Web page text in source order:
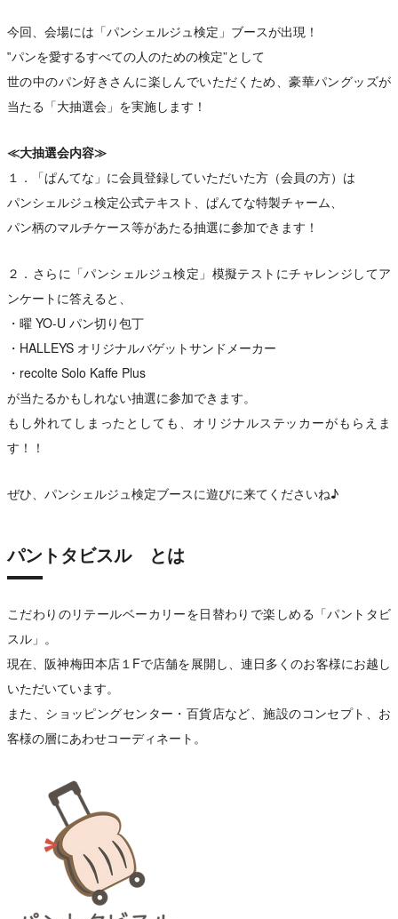
今回、会場には「パンシェルジュ検定」ブースが出現！
‟パンを愛するすべての人のための検定”として
世の中のパン好きさんに楽しんでいただくため、豪華パングッズが
当たる「大抽選会」を実施します！
≪大抽選会内容≫
１．「ぱんてな」に会員登録していただいた方（会員の方）は
パンシェルジュ検定公式テキスト、ぱんてな特製チャーム、
パン柄のマルチケース等があたる抽選に参加できます！
２．さらに「パンシェルジュ検定」模擬テストにチャレンジしてア
ンケートに答えると、
・曜 YO-U パン切り包丁
・HALLEYS オリジナルバゲットサンドメーカー
・recolte Solo Kaffe Plus
が当たるかもしれない抽選に参加できます。
もし外れてしまったとしても、オリジナルステッカーがもらえま
す！！
ぜひ、パンシェルジュ検定ブースに遊びに来てくださいね♪
パントタビスル とは
こだわりのリテールベーカリーを日替わりで楽しめる「パントタビ
スル」。
現在、阪神梅田本店１Fで店舗を展開し、連日多くのお客様にお越し
いただいています。
また、ショッピングセンター・百貨店など、施設のコンセプト、お
客様の層にあわせコーディネート。